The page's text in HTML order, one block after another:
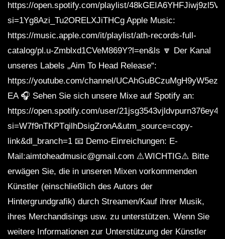
https://open.spotify.com/playlist/
si=1Yg8Azi_Tu2ORELXJiTHCg Apple Music:
https://music.apple.com/it/playlist/ath-records-full-
catalog/pl.u-Zmblxd1CVeM869Y?l=en&ls 🔽 Der Kanal
unseres Labels „Aim To Head Release“:
https://youtube.com/channel/
EA 🎧 Sehen Sie sich unsere Mixe auf Spotify an:
https://open.spotify.com/user/
si=W7f9nTKPTqilhDsigZronA&utm_source=copy-
link&dl_branch=1 📧 Demo-Einreichungen: E-
Mail:aimtoheadmusic@gmail.com ⚠️WICHTIG⚠️ Bitte
erwägen Sie, die in unseren Mixen vorkommenden
Künstler (einschließlich des Autors der
Hintergrundgrafik) durch Streamen/Kauf ihrer Musik,
ihres Merchandisings usw. zu unterstützen. Wenn Sie
weitere Informationen zur Unterstützung der Künstler